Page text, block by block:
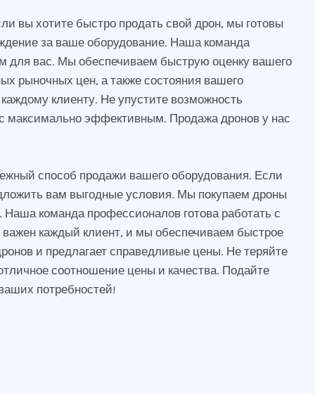
вы хотите быстро продать свой дрон, мы готовы
за ваше оборудование. Наша команда
для вас. Мы обеспечиваем быструю оценку вашего
рыночных цен, а также состояния вашего
клиенту. Не упустите возможность
максимально эффективным. Продажа дронов у нас
способ продажи вашего оборудования. Если
вам выгодные условия. Мы покупаем дроны
команда профессионалов готова работать с
каждый клиент, и мы обеспечиваем быстрое
и предлагает справедливые цены. Не теряйте
соотношение цены и качества. Подайте
потребностей!